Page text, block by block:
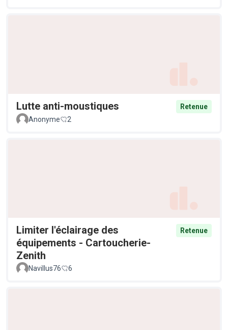
Lutte anti-moustiques
Retenue
Anonyme
2
Limiter l'éclairage des
équipements - Cartoucherie-
Zenith
Retenue
Navillus76 6